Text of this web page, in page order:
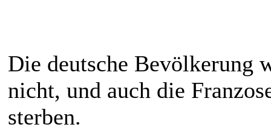
Die deutsche Bevölkerung
nicht, und auch die
sterben.